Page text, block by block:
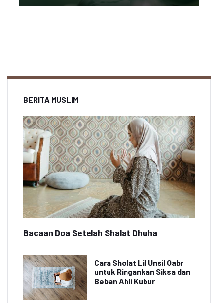
BERITA MUSLIM
Bacaan Doa Setelah Shalat Dhuha
Cara Sholat Lil Unsil Qabr
untuk Ringankan Siksa dan
Beban Ahli Kubur